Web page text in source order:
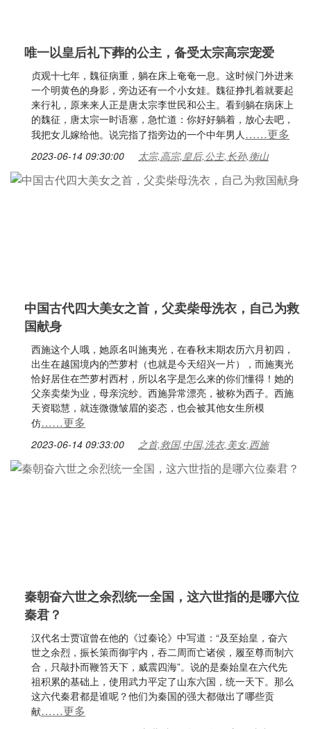
唯一以皇后礼下葬的公主，备受太宗高宗宠爱
贞观十七年，魏征病重，躺在床上奄奄一息。这时候门外进来
一个明黄色的身影，旁边还有一个小女娃。魏征挣扎着就要起
来行礼，原来来人正是唐太宗李世民和公主。看到躺在病床上
的魏征，唐太宗一时语塞，急忙道：你好好躺着，放心去吧，
我把女儿嫁给他。说完指了指旁边的一个中年男人……更多
2023-06-14 09:30:00 太宗,高宗,皇后,公主,长孙,衡山
中国古代四大美女之首，父卖柴母洗衣，自己为救
国献身
西施这个人哦，她原名叫施夷光，在春秋末期农历六月初四，
出生在越国境内的苎萝村（也就是今天绍兴一片），而施夷光
恰好居住在苎萝村西村，所以名字是怎么来的你们懂得！她的
父亲卖柴为业，母亲浣纱。西施异常漂亮，被称为西子。西施
天资聪慧，就连微微皱眉的姿态，也会被其他女生所模
仿……更多
2023-06-14 09:33:00 之首,救国,中国,洗衣,美女,西施
秦朝奋六世之余烈统一全国，这六世指的是哪六位
秦君？
汉代名士贾谊曾在他的《过秦论》中写道：“及至始皇，奋六
世之余烈，振长策而御宇内，吞二周而亡诸侯，履至尊而制六
合，只敲扑而鞭笞天下，威震四海”。说的是秦始皇在六代先
祖积累的基础上，使用武力平定了山东六国，统一天下。那么
这六代秦君都是谁呢？他们为秦国的强大都做出了哪些贡
献……更多